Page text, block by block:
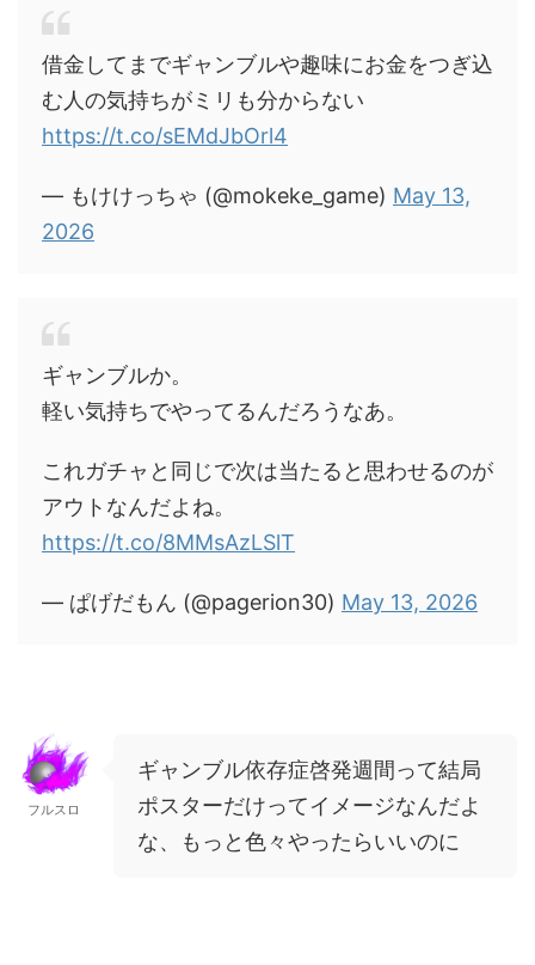
借金してまでギャンブルや趣味にお金をつぎ込
む人の気持ちがミリも分からない
https://t.co/sEMdJbOrl4
— もけけっちゃ (@mokeke_game) May 13,
2026
ギャンブルか。
軽い気持ちでやってるんだろうなあ。
これガチャと同じで次は当たると思わせるのが
アウトなんだよね。
https://t.co/8MMsAzLSlT
— ぱげだもん (@pagerion30) May 13, 2026
フルスロ
ギャンブル依存症啓発週間って結局
ポスターだけってイメージなんだよ
な、もっと色々やったらいいのに